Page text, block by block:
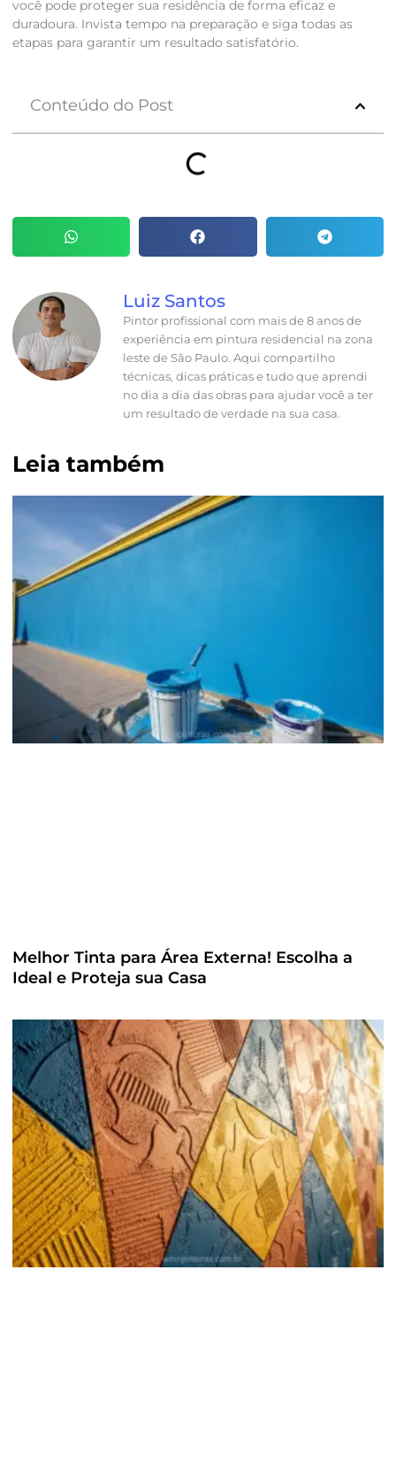
você pode proteger sua residência de forma eficaz e
duradoura. Invista tempo na preparação e siga todas as
etapas para garantir um resultado satisfatório.
Conteúdo do Post
Luiz Santos
Pintor profissional com mais de 8 anos de
experiência em pintura residencial na zona
leste de São Paulo. Aqui compartilho
técnicas, dicas práticas e tudo que aprendi
no dia a dia das obras para ajudar você a ter
um resultado de verdade na sua casa.
Leia também
Melhor Tinta para Área Externa! Escolha a
Ideal e Proteja sua Casa